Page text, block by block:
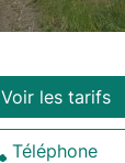
Voir les tarifs
Téléphone